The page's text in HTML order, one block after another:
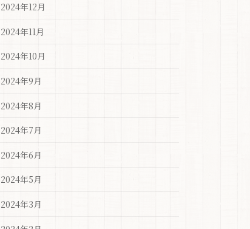
2024年12月
2024年11月
2024年10月
2024年9月
2024年8月
2024年7月
2024年6月
2024年5月
2024年3月